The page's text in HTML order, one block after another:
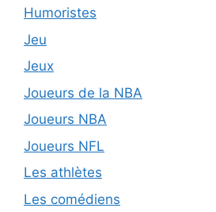
Humoristes
Jeu
Jeux
Joueurs de la NBA
Joueurs NBA
Joueurs NFL
Les athlètes
Les comédiens